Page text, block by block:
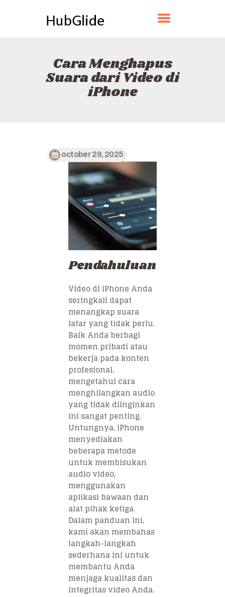
Cara Menghapus
Suara dari Video di
iPhone
HUBGLIDE
BERANDA
TENTANG
october 29, 2025
Pendahuluan
Video di iPhone Anda
seringkali dapat
menangkap suara
latar yang tidak perlu.
Baik Anda berbagi
momen pribadi atau
bekerja pada konten
profesional,
mengetahui cara
menghilangkan audio
yang tidak diinginkan
ini sangat penting.
Untungnya, iPhone
menyediakan
beberapa metode
untuk membisukan
audio video,
menggunakan
aplikasi bawaan dan
alat pihak ketiga.
Dalam panduan ini,
kami akan membahas
langkah-langkah
sederhana ini untuk
membantu Anda
menjaga kualitas dan
integritas video Anda.